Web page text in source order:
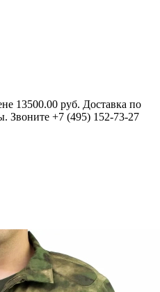
13500.00 руб. Доставка по
Звоните +7 (495) 152-73-27